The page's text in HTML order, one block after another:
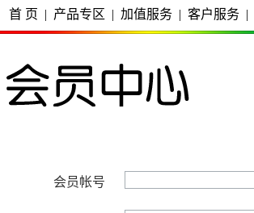
首 页 | 产品专区 | 加值服务 | 客户服务 |
会员帐号